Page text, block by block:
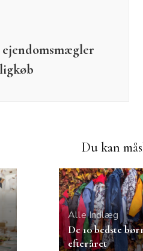
Du kan
Alle Indlæg
De 10 bedste
efteråret